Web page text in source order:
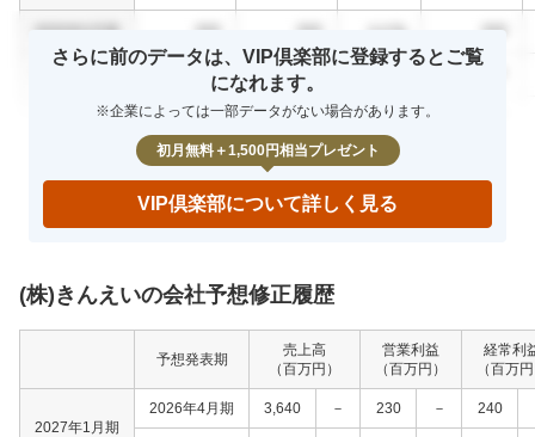
0000年0月期 000 000 0.0% 000
000 000
0000年0月期 000 000 0.0%
さらに前のデータは、VIP倶楽部に登録するとご覧
になれます。
※企業によっては一部データがない場合があります。
初月無料＋1,500円相当プレゼント
VIP倶楽部について詳しく見る
(株)きんえいの会社予想修正履歴
予想発表期
売上高
（百万円）
営業利益
（百万円）
経常利
（百万
2027年1月期
2026年4月期 3,640 － 230 － 240